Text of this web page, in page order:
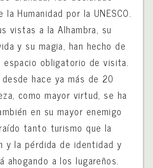
Humanidad por la UNESCO.
vistas a la Alhambra, su
y su magia, han hecho de
obligatorio de visita.
hace ya más de 20
como mayor virtud, se ha
en su mayor enemigo
tanto turismo que la
y la pérdida de identidad y
ahogando a los lugareños.